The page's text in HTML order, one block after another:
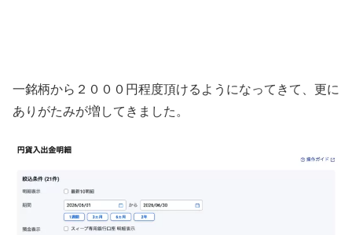
一銘柄から２０００円程度頂けるようになってきて、更に
ありがたみが増してきました。